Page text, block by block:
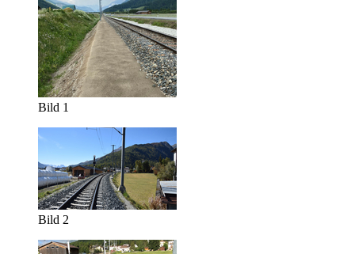
Bild 1
Bild 2